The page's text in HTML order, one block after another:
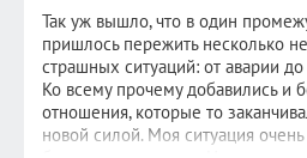
Так уж вышло, что в один
пришлось пережить несколько
страшных ситуаций: от аварии
Ко всему прочему добавились и
отношения, которые то
новой силой. Моя ситуация